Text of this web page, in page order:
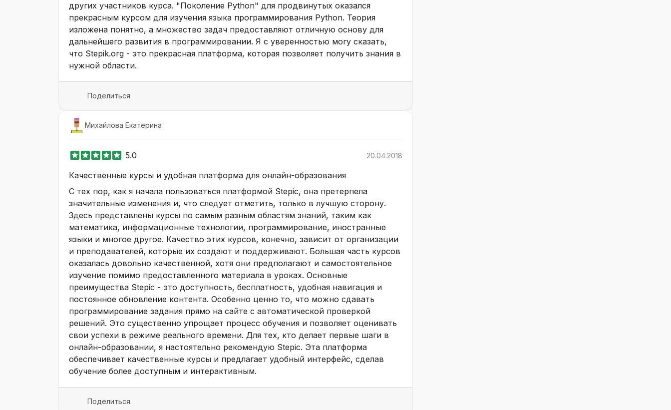
других участников курса. "Поколение Python" для продвинутых оказался
прекрасным курсом для изучения языка программирования Python. Теория
изложена понятно, а множество задач предоставляют отличную основу для
дальнейшего развития в программировании. Я с уверенностью могу сказать,
что Stepik.org - это прекрасная платформа, которая позволяет получить знания в
нужной области.
Поделиться
Михайлова Екатерина
5.0 20.04.2018
Качественные курсы и удобная платформа для онлайн-образования
С тех пор, как я начала пользоваться платформой Stepic, она претерпела
значительные изменения и, что следует отметить, только в лучшую сторону.
Здесь представлены курсы по самым разным областям знаний, таким как
математика, информационные технологии, программирование, иностранные
языки и многое другое. Качество этих курсов, конечно, зависит от организации
и преподавателей, которые их создают и поддерживают. Большая часть курсов
оказалась довольно качественной, хотя они предполагают и самостоятельное
изучение помимо предоставленного материала в уроках. Основные
преимущества Stepic - это доступность, бесплатность, удобная навигация и
постоянное обновление контента. Особенно ценно то, что можно сдавать
программирование задания прямо на сайте с автоматической проверкой
решений. Это существенно упрощает процесс обучения и позволяет оценивать
свои успехи в режиме реального времени. Для тех, кто делает первые шаги в
онлайн-образовании, я настоятельно рекомендую Stepic. Эта платформа
обеспечивает качественные курсы и предлагает удобный интерфейс, сделав
обучение более доступным и интерактивным.
Поделиться